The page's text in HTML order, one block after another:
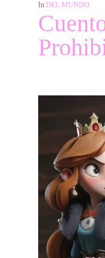
In DEL MUNDO